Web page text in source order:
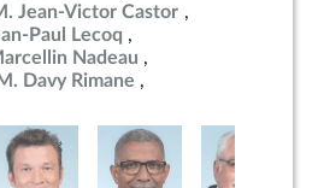
Jean-Victor Castor
Paul Lecoq
Nadeau
M. Davy Rimane